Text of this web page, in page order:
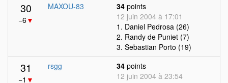
30
−6▼
MAXOU-83 34 points
12 juin 2004 à 17:01
1. Daniel Pedrosa (26)
2. Randy de Puniet (7)
3. Sebastian Porto (19)
31
−1 ▼
rsgg 34 points
12 juin 2004 à 23:54